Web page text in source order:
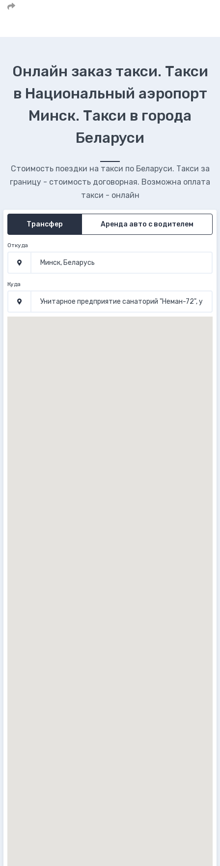
Онлайн заказ такси. Такси
в Национальный аэропорт
Минск. Такси в города
Беларуси
Стоимость поездки на такси по Беларуси. Такси за
границу - стоимость договорная. Возможна оплата
такси - онлайн
Трансфер Аренда авто с водителем
Откуда
Куда